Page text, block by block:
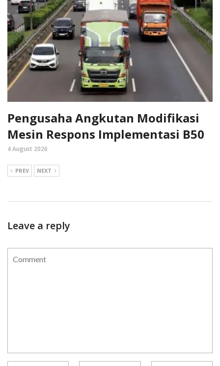
Pengusaha Angkutan Modifikasi
Mesin Respons Implementasi B50
4 August 2026
PREV NEXT
Leave a reply